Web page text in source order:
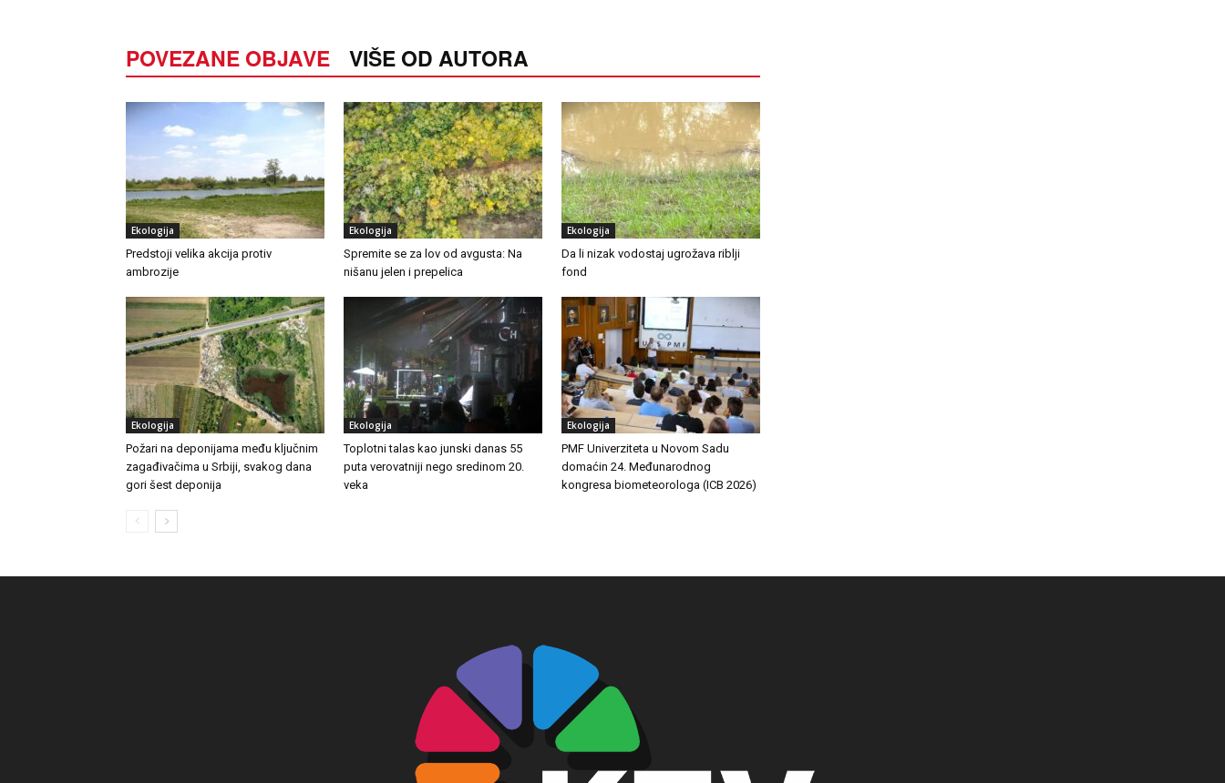
POVEZANE OBJAVE VIŠE OD AUTORA
Ekologija
Predstoji velika akcija protiv
ambrozije
Ekologija
Spremite se za lov od avgusta: Na
nišanu jelen i prepelica
Ekologija
Da li nizak vodostaj ugrožava riblji
fond
Ekologija
Požari na deponijama među ključnim
zagađivačima u Srbiji, svakog dana
gori šest deponija
Ekologija
Toplotni talas kao junski danas 55
puta verovatniji nego sredinom 20.
veka
Ekologija
PMF Univerziteta u Novom Sadu
domaćin 24. Međunarodnog
kongresa biometeorologa (ICB 2026)